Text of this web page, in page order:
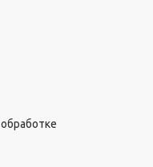
обработке